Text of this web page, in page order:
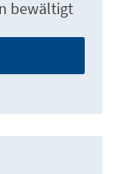
bewältigt